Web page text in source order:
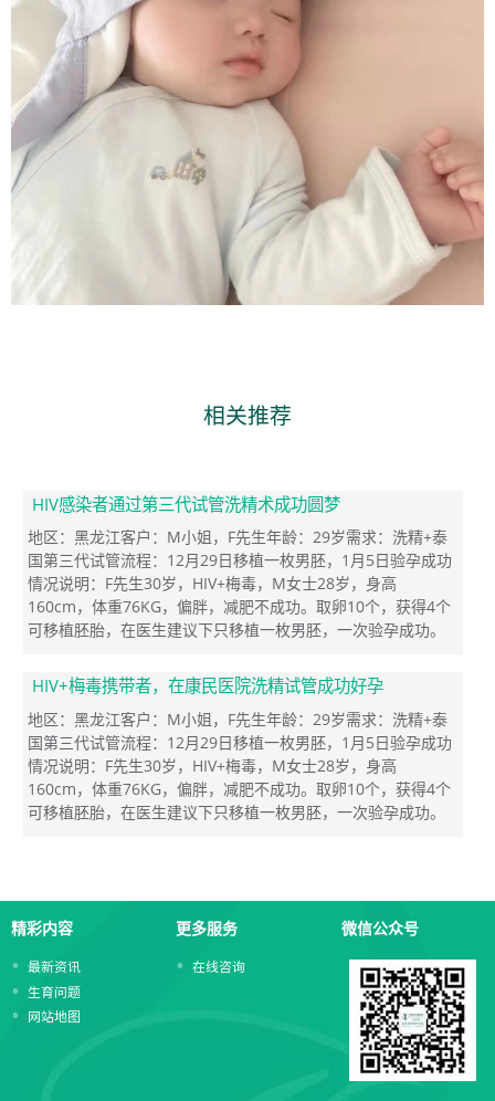
相关推荐
HIV感染者通过第三代试管洗精术成功圆梦
地区：黑龙江客户：M小姐，F先生年龄：29岁需求：洗精+泰
国第三代试管流程：12月29日移植一枚男胚，1月5日验孕成功
情况说明：F先生30岁，HIV+梅毒，M女士28岁，身高
160cm，体重76KG，偏胖，减肥不成功。取卵10个，获得4个
可移植胚胎，在医生建议下只移植一枚男胚，一次验孕成功。
HIV+梅毒携带者，在康民医院洗精试管成功好孕
地区：黑龙江客户：M小姐，F先生年龄：29岁需求：洗精+泰
国第三代试管流程：12月29日移植一枚男胚，1月5日验孕成功
情况说明：F先生30岁，HIV+梅毒，M女士28岁，身高
160cm，体重76KG，偏胖，减肥不成功。取卵10个，获得4个
可移植胚胎，在医生建议下只移植一枚男胚，一次验孕成功。
精彩内容
最新资讯
生育问题
网站地图
更多服务
在线咨询
微信公众号